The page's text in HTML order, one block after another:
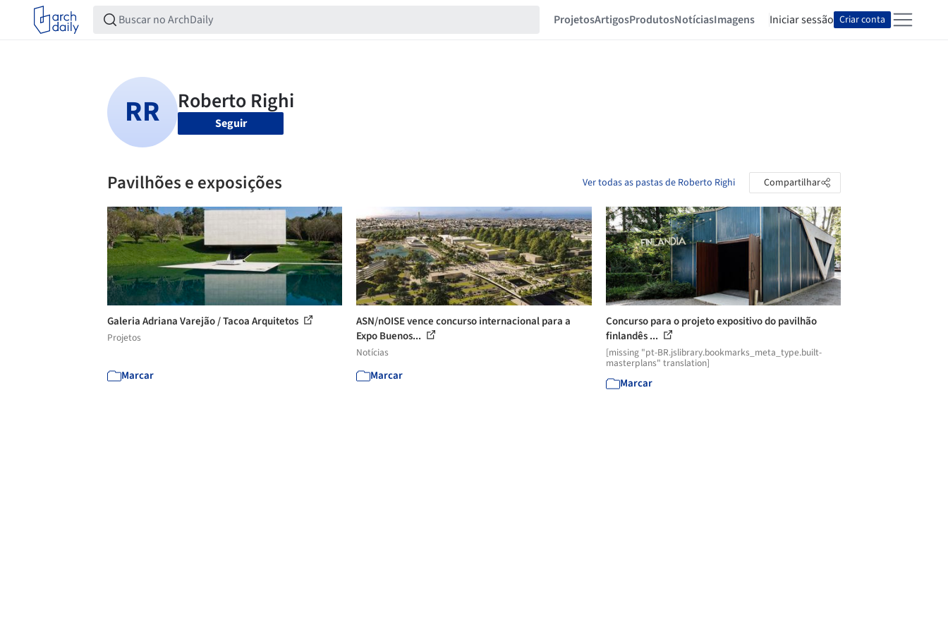
ProjetosArtigosProdutosNotíciasImagens Iniciar sessão Criar conta
Seguir
Pavilhões e exposições Ver todas as pastas de Roberto Righi Compartilhar
Galeria Adriana Varejão / Tacoa Arquitetos
Projetos
Marcar
ASN/nOISE vence concurso internacional para a
Expo Buenos...
Notícias
Marcar
Concurso para o projeto expositivo do pavilhão
finlandês ...
[missing "pt-BR.jslibrary.bookmarks_meta_type.built-
masterplans" translation]
Marcar